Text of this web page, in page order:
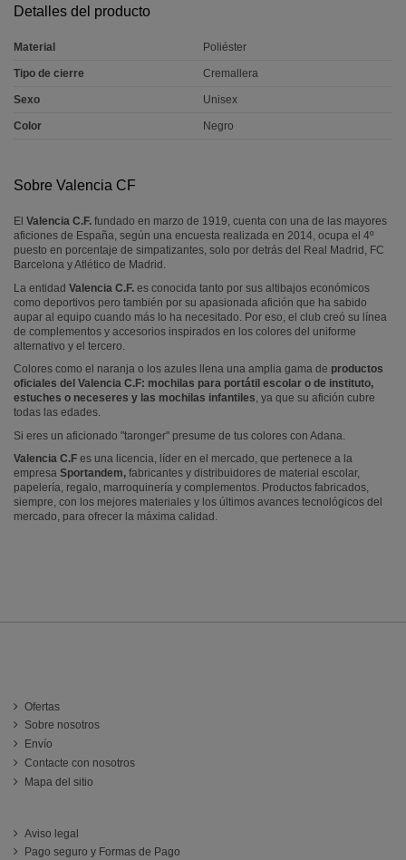
Detalles del producto
Material Poliéster
Tipo de cierre Cremallera
Sexo Unisex
Color Negro
Sobre Valencia CF
El Valencia C.F. fundado en marzo de 1919, cuenta con una de las mayores
aficiones de España, según una encuesta realizada en 2014, ocupa el 4º
puesto en porcentaje de simpatizantes, solo por detrás del Real Madrid, FC
Barcelona y Atlético de Madrid.
La entidad Valencia C.F. es conocida tanto por sus altibajos económicos
como deportivos pero también por su apasionada afición que ha sabido
aupar al equipo cuando más lo ha necesitado. Por eso, el club creó su línea
de complementos y accesorios inspirados en los colores del uniforme
alternativo y el tercero.
Colores como el naranja o los azules llena una amplia gama de productos
oficiales del Valencia C.F: mochilas para portátil escolar o de instituto,
estuches o neceseres y las mochilas infantiles, ya que su afición cubre
todas las edades.
Si eres un aficionado "taronger" presume de tus colores con Adana.
Valencia C.F es una licencia, líder en el mercado, que pertenece a la
empresa Sportandem, fabricantes y distribuidores de material escolar,
papelería, regalo, marroquinería y complementos. Productos fabricados,
siempre, con los mejores materiales y los últimos avances tecnológicos del
mercado, para ofrecer la máxima calidad.
Ofertas
Sobre nosotros
Envío
Contacte con nosotros
Mapa del sitio
Aviso legal
Pago seguro y Formas de Pago